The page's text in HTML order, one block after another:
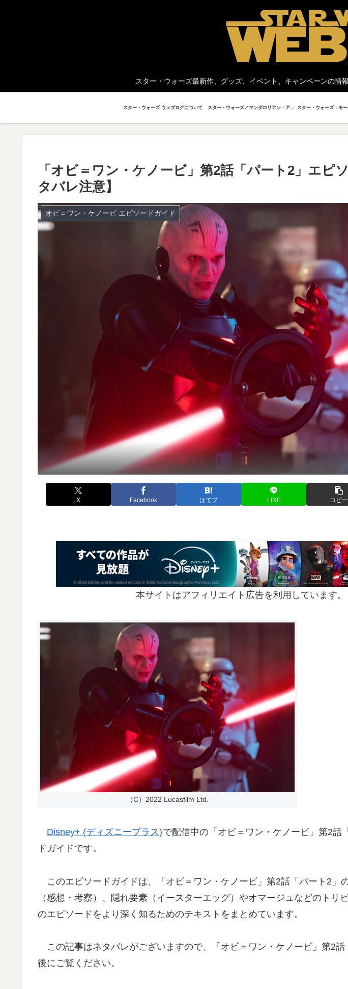
スター・ウォーズ最新作、グッズ、イベント、キャンペーンの情
スター・ウォーズ ウェブログについて
「オビ＝ワン・ケノービ」第2話「パート2」エピ
タバレ注意】
オビ＝ワン・ケノービ エピソードガイド
X Facebook はてブ LINE コピー
本サイトはアフィリエイト広告を利用しています。
（C）2022 Lucasfilm Ltd.
Disney+ (ディズニープラス)で配信中の「オビ＝ワン・ケノービ」第2話
ドガイドです。
このエピソードガイドは、「オビ＝ワン・ケノービ」第2話「パート2」
（感想・考察）、隠れ要素（イースターエッグ）やオマージュなどのトリ
のエピソードをより深く知るためのテキストをまとめています。
この記事はネタバレがございますので、「オビ＝ワン・ケノービ」第2話
後にご覧ください。